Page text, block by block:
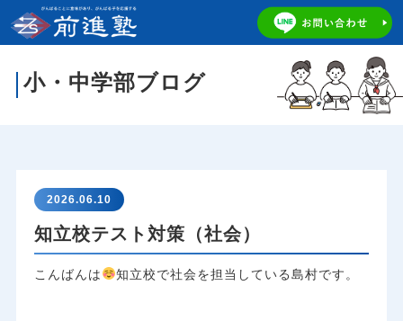
小・中学部ブログ
2026.06.10
知立校テスト対策（社会）
こんばんは 知立校で社会を担当している島村です。